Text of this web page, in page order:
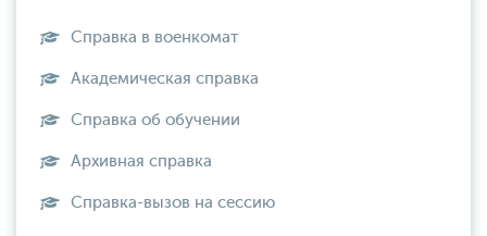
Справка в военкомат
Академическая справка
Справка об обучении
Архивная справка
Справка-вызов на сессию